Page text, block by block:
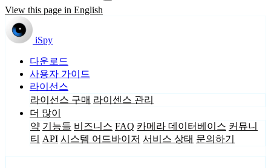
View this page in English
iSpy
다운로드
사용자 가이드
라이선스
라이선스 구매 라이센스 관리
더 많이
약 기능들 비즈니스 FAQ 카메라 데이터베이스 커뮤니
티 API 시스템 어드바이저 서비스 상태 문의하기